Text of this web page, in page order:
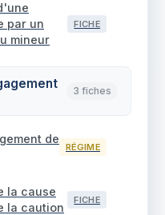
par un
mineur
FICHE
3 fiches
de
RÉGIME
la cause
la caution
FICHE